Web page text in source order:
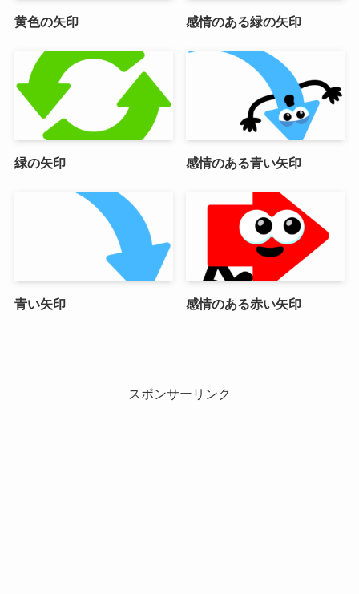
黄色の矢印 感情のある緑の矢印
緑の矢印 感情のある青い矢印
青い矢印 感情のある赤い矢印
スポンサーリンク